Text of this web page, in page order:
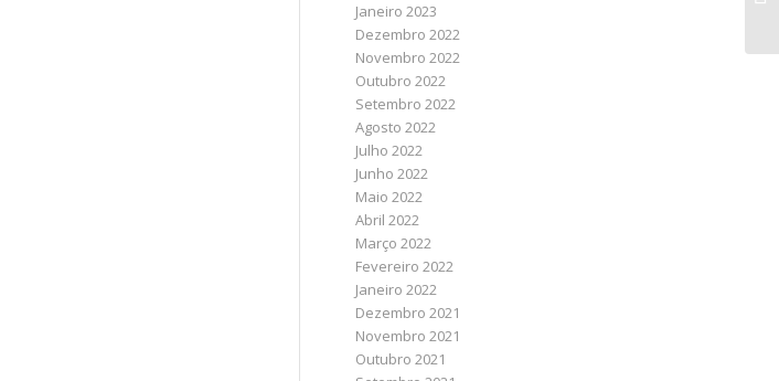
Janeiro 2023
Dezembro 2022
Novembro 2022
Outubro 2022
Setembro 2022
Agosto 2022
Julho 2022
Junho 2022
Maio 2022
Abril 2022
Março 2022
Fevereiro 2022
Janeiro 2022
Dezembro 2021
Novembro 2021
Outubro 2021